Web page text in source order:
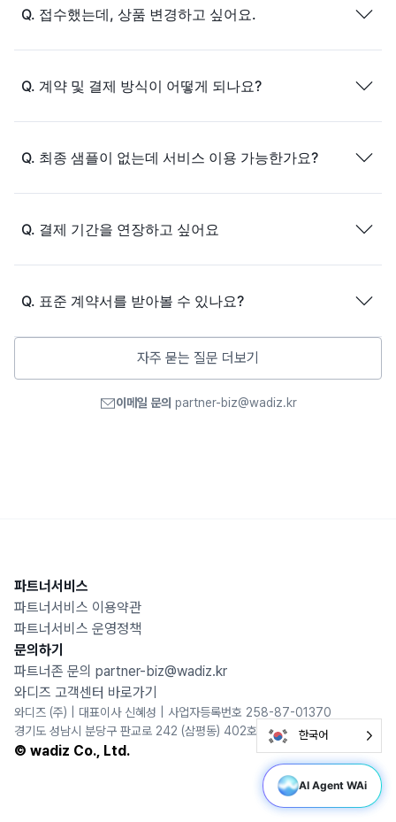
Q. 접수했는데, 상품 변경하고 싶어요.
Q. 계약 및 결제 방식이 어떻게 되나요?
Q. 최종 샘플이 없는데 서비스 이용 가능한가요?
Q. 결제 기간을 연장하고 싶어요
Q. 표준 계약서를 받아볼 수 있나요?
자주 묻는 질문 더보기
이메일 문의 partner-biz@wadiz.kr
파트너서비스
파트너서비스 이용약관
파트너서비스 운영정책
문의하기
파트너존 문의 partner-biz@wadiz.kr
와디즈 고객센터 바로가기
와디즈 (주) | 대표이사 신혜성 | 사업자등록번호 258-87-01370
경기도 성남시 분당구 판교로 242 (삼평동) 402호
© wadiz Co., Ltd.
한국어
AI Agent WAi
한국어